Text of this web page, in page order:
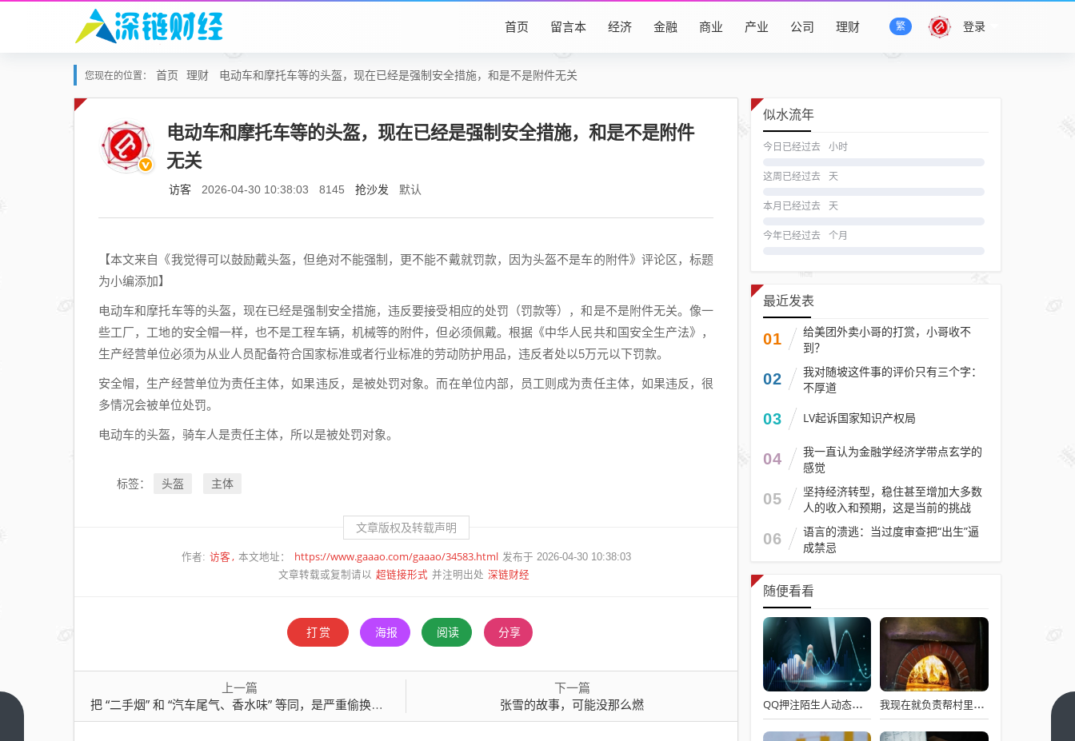
登录
繁
首页 留言本 经济 金融 商业 产业 公司 理财
您现在的位置： 首页 理财 电动车和摩托车等的头盔，现在已经是强制安全措施，和是不是附件无关
电动车和摩托车等的头盔，现在已经是强制安全措施，和是不是附件
无关
访客 2026-04-30 10:38:03 8145 抢沙发 默认
【本文来自《我觉得可以鼓励戴头盔，但绝对不能强制，更不能不戴就罚款，因为头盔不是车的附件》评论区，标题
为小编添加】
电动车和摩托车等的头盔，现在已经是强制安全措施，违反要接受相应的处罚（罚款等），和是不是附件无关。像一
些工厂，工地的安全帽一样，也不是工程车辆，机械等的附件，但必须佩戴。根据《中华人民共和国安全生产法》，
生产经营单位必须为从业人员配备符合国家标准或者行业标准的劳动防护用品，违反者处以5万元以下罚款。
安全帽，生产经营单位为责任主体，如果违反，是被处罚对象。而在单位内部，员工则成为责任主体，如果违反，很
多情况会被单位处罚。
电动车的头盔，骑车人是责任主体，所以是被处罚对象。
标签： 头盔 主体
文章版权及转载声明
作者: 访客 本文地址： https://www.gaaao.com/gaaao/34583.html 发布于 2026-04-30 10:38:03
文章转载或复制请以 超链接形式 并注明出处 深链财经
打赏 海报 阅读 分享
上一篇
把 “二手烟” 和 “汽车尾气、香水味” 等同，是严重偷换概念
下一篇
张雪的故事，可能没那么燃
似水流年
今日已经过去 小时
这周已经过去 天
本月已经过去 天
今年已经过去 个月
最近发表
01
给美团外卖小哥的打赏，小哥收不
到？
02
我对随坡这件事的评价只有三个字：
不厚道
03 LV起诉国家知识产权局
04
我一直认为金融学经济学带点玄学的
感觉
05
坚持经济转型，稳住甚至增加大多数
人的收入和预期，这是当前的挑战
06
语言的溃逃：当过度审查把“出生”逼
成禁忌
随便看看
QQ押注陌生人动态：是出奇制胜，或战术冒进 我现在就负责帮村里申请建房的工作，现在村里不是盖不起，是没地没指标！